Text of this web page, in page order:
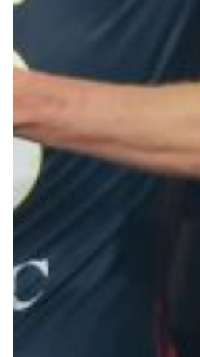
Summer Sale
Mare
Accessori
Party
Outlet
Helan x Genoa
Isolani x Genoa
Gift Card Online Store